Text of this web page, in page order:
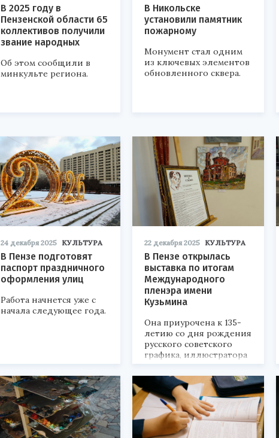
В 2025 году в
Пензенской области 65
коллективов получили
звание народных
Об этом сообщили в
минкульте региона.
В Никольске
установили памятник
пожарному
Монумент стал одним
из ключевых элементов
обновленного сквера.
24 декабря 2025 КУЛЬТУРА
В Пензе подготовят
паспорт праздничного
оформления улиц
Работа начнется уже с
начала следующее года.
22 декабря 2025 КУЛЬТУРА
В Пензе открылась
выставка по итогам
Международного
пленэра имени
Кузьмина
Она приурочена к 135-
летию со дня рождения
русского советского
графика, иллюстратора
и писателя.